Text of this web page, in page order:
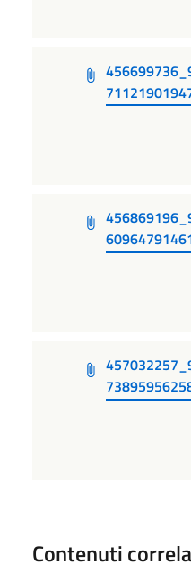
Contenuti